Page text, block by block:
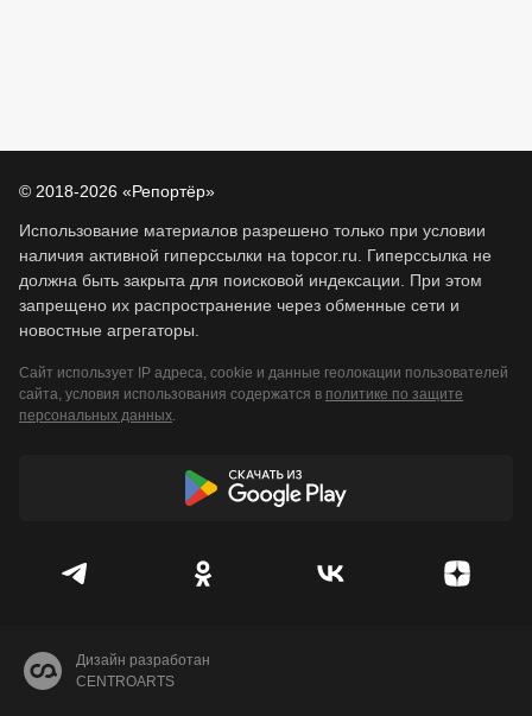
© 2018-2026 «Репортёр»
Использование материалов разрешено только при условии
наличия активной гиперссылки на topcor.ru. Гиперссылка не
должна быть закрыта для поисковой индексации. При этом
запрещено их распространение через обменные сети и
новостные агрегаторы.
Сайт использует IP адреса, cookie и данные геолокации пользователей
сайта, условия использования содержатся в политике по защите
персональных данных.
Дизайн разработан
CENTROARTS